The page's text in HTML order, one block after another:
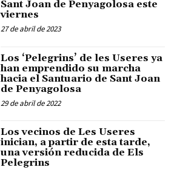
Sant Joan de Penyagolosa este
viernes
27 de abril de 2023
Los ‘Pelegrins’ de les Useres ya
han emprendido su marcha
hacia el Santuario de Sant Joan
de Penyagolosa
29 de abril de 2022
Los vecinos de Les Useres
inician, a partir de esta tarde,
una versión reducida de Els
Pelegrins